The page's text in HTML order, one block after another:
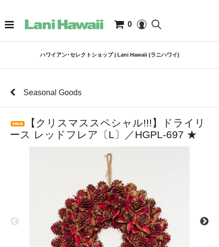
0
ハワイアン･セレクトショップ | Lani Hawaii (ラニハワイ)
Seasonal Goods
【クリスマススペシャル!!!】ドライリ
ース レッドフレア〔L〕／HGPL-697 ★